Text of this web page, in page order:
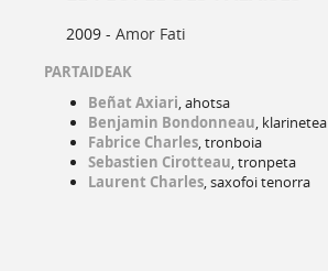
2009 - Amor Fati
PARTAIDEAK
Beñat Axiari, ahotsa
Benjamin Bondonneau, klarinetea
Fabrice Charles, tronboia
Sebastien Cirotteau, tronpeta
Laurent Charles, saxofoi tenorra